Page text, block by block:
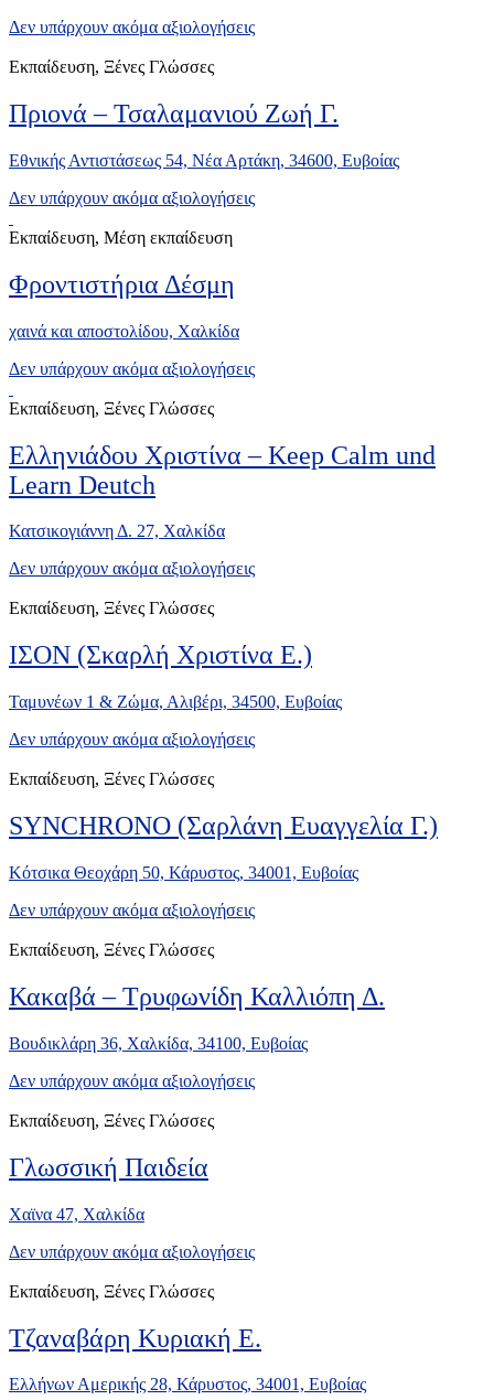
Δεν υπάρχουν ακόμα αξιολογήσεις
Εκπαίδευση, Ξένες Γλώσσες
Πριονά – Τσαλαμανιού Ζωή Γ.
Εθνικής Αντιστάσεως 54, Νέα Αρτάκη, 34600, Ευβοίας
Δεν υπάρχουν ακόμα αξιολογήσεις
Εκπαίδευση, Μέση εκπαίδευση
Φροντιστήρια Δέσμη
χαινά και αποστολίδου, Xαλκίδα
Δεν υπάρχουν ακόμα αξιολογήσεις
Εκπαίδευση, Ξένες Γλώσσες
Ελληνιάδου Χριστίνα – Keep Calm und
Learn Deutch
Κατσικογιάννη Δ. 27, Xαλκίδα
Δεν υπάρχουν ακόμα αξιολογήσεις
Εκπαίδευση, Ξένες Γλώσσες
ΙΣΟΝ (Σκαρλή Χριστίνα Ε.)
Ταμυνέων 1 & Ζώμα, Αλιβέρι, 34500, Ευβοίας
Δεν υπάρχουν ακόμα αξιολογήσεις
Εκπαίδευση, Ξένες Γλώσσες
SYNCHRONO (Σαρλάνη Ευαγγελία Γ.)
Κότσικα Θεοχάρη 50, Κάρυστος, 34001, Ευβοίας
Δεν υπάρχουν ακόμα αξιολογήσεις
Εκπαίδευση, Ξένες Γλώσσες
Κακαβά – Τρυφωνίδη Καλλιόπη Δ.
Βουδικλάρη 36, Χαλκίδα, 34100, Ευβοίας
Δεν υπάρχουν ακόμα αξιολογήσεις
Εκπαίδευση, Ξένες Γλώσσες
Γλωσσική Παιδεία
Χαϊνα 47, Xαλκίδα
Δεν υπάρχουν ακόμα αξιολογήσεις
Εκπαίδευση, Ξένες Γλώσσες
Τζαναβάρη Κυριακή Ε.
Ελλήνων Αμερικής 28, Κάρυστος, 34001, Ευβοίας